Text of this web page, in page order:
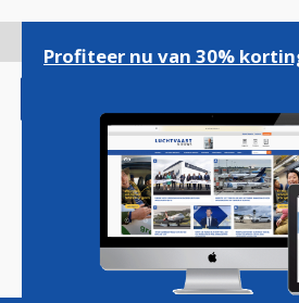
gaan
Magazine Podcasts
Profiteer nu van 30%